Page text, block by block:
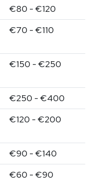
€80 - €120
€70 - €110
€150 - €250
€250 - €400
€120 - €200
€90 - €140
€60 - €90